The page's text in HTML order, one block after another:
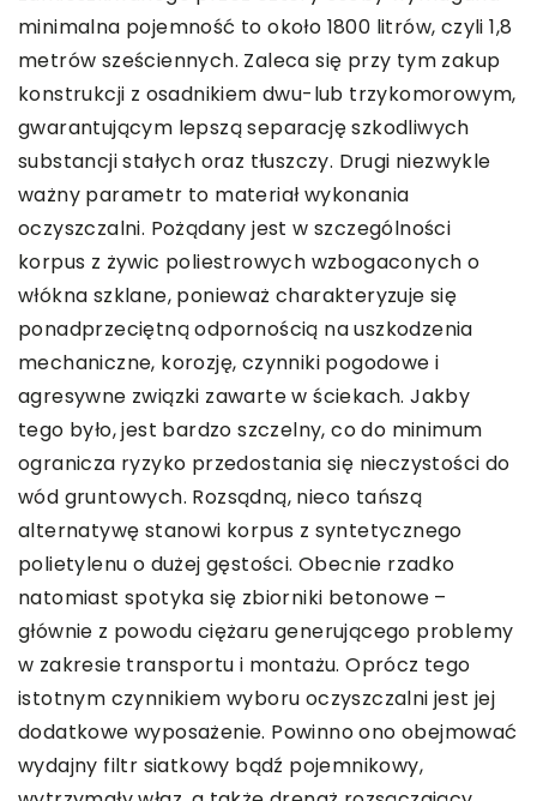
minimalna pojemność to około 1800 litrów, czyli 1,8
metrów sześciennych. Zaleca się przy tym zakup
konstrukcji z osadnikiem dwu-lub trzykomorowym,
gwarantującym lepszą separację szkodliwych
substancji stałych oraz tłuszczy. Drugi niezwykle
ważny parametr to materiał wykonania
oczyszczalni. Pożądany jest w szczególności
korpus z żywic poliestrowych wzbogaconych o
włókna szklane, ponieważ charakteryzuje się
ponadprzeciętną odpornością na uszkodzenia
mechaniczne, korozję, czynniki pogodowe i
agresywne związki zawarte w ściekach. Jakby
tego było, jest bardzo szczelny, co do minimum
ogranicza ryzyko przedostania się nieczystości do
wód gruntowych. Rozsądną, nieco tańszą
alternatywę stanowi korpus z syntetycznego
polietylenu o dużej gęstości. Obecnie rzadko
natomiast spotyka się zbiorniki betonowe –
głównie z powodu ciężaru generującego problemy
w zakresie transportu i montażu. Oprócz tego
istotnym czynnikiem wyboru oczyszczalni jest jej
dodatkowe wyposażenie. Powinno ono obejmować
wydajny filtr siatkowy bądź pojemnikowy,